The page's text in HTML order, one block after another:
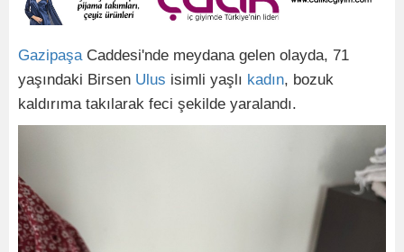
GazipaşaCaddesi'nde meydana gelen olayda, 71
yaşındaki Birsen Ulus isimli yaşlı kadın, bozuk
kaldırıma takılarak feci şekilde yaralandı.